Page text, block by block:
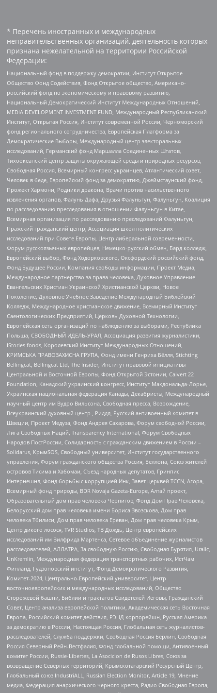
* Перечень иностранных и международных
неправительственных организаций, деятельность которых
признана нежелательной на территории Российской
Федерации:
Национальный фонд в поддержку демократии, Институт Открытое
Общество Фонд Содействия, Фонд Открытое общество, Американо-
российский фонд по экономическому и правовому развитию,
Национальный Демократический Институт Международных Отношений,
MEDIA DEVELOPMENT INVESTMENT FUND, Международный Республиканский
Институт, Открытая Россия, Институт современной России, Черноморский
фонд регионального сотрудничества, Европейская Платформа за
Демократические Выборы, Международный центр электоральных
исследований, Германский фонд Маршалла Соединенных Штатов,
Тихоокеанский центр защиты окружающей среды и природных ресурсов,
Свободная Россия, Всемирный конгресс украинцев, Атлантический совет,
Человек в беде, Европейский фонд за демократию, Джеймстаунский фонд,
Прожект Хармони, Родники дракона, Врачи против насильственного
извлечения органов, Фалунь Дафа, Друзья Фалуньгун, Фалуньгун, Коалиция
по расследованию преследования в отношении Фалуньгун в Китае,
Всемирная организация по расследованию преследований Фалуньгун,
Пражский гражданский центр, Ассоциация школ политических
исследований при Совете Европы, Центр либеральной современности,
Форум русскоязычных европейцев, Немецко-русский обмен, Бард колледж,
Европейский выбор, Фонд Ходорковского, Оксфордский российский фонд,
Фонд Будущее России, Компания свободы информации, Проект Медиа,
Международное партнерство за права человека, Духовное Управление
Евангельских Христиан Украинской Христианской Церкви, Новое
Поколение, Духовное Учебное Заведение Международный Библейский
Колледж, Международное христианское движение, Всемирный Институт
Саентологических Предприятий, Церковь Духовной Технологии,
Европейская сеть организаций по наблюдению за выборами, Республика
Польша, СВОБОДНЫЙ ИДЕЛЬ-УРАЛ, Ассоциация развития журналистики,
IStories fonds, Королевский Институт Международных Отношений,
КРИМСЬКА ПРАВОЗАХИСНА ГРУПА, Фонд имени Генриха Бёлля, Stichting
Bellingcat, Bellingcat Ltd, The Insider, Институт правовой инициативы
Центральной и Восточной Европы, Фонд Открытой Эстонии, Calvert 22
Foundation, Канадский украинский конгресс, Институт Макдональда-Лорье,
Украинская национальная федерация Канады, Декабристы, Международный
научный центр им Вудро Вильсона, Свободная пресса, Возрождение,
Всеукраинский духовный центр , Риддл, Русский антивоенный комитет в
Швеции, Проект Медуза, Фонд Андрея Сахарова, Форум свободной России,
Лига Свободных Наций, Transparеncy International, Форум Свободных
Народов ПостРоссии, Солидарность с гражданским движением в России –
Solidarus, КрымSOS, Свободный университет, Институт государственного
управления, Форум гражданского общества Россия, Беллона, Союз жителей
островов Тисима и Хабомаи, Съезд народных депутатов, Гринпис
Интернешнл, Фонд борьбы с коррупцией Инк, Завет церквей TCCN, Агора,
Всемирный фонд природы, BDR Novaja Gazeta-Europe, Алтай проект,
Образовательный дом прав человека Чернигов, Фонд Дом Прав Человека,
Белорусский дом прав человека имени Бориса Звозскова, Дом прав
человека Тбилиси, Дом прав человека Ереван, Дом прав человека Крым,
Центр дикого лосося, TVR Studios, ТВ Дождь, Центр европейских
исследований им Вилфрида Мартенса, Сетевое объединение журналистов
расследователей, АЛЛАТРА, За свободную Россию, Свободная Бурятия, Uralic,
UnKremlin, Международная федерация транспортных рабочих, ИстЧам
Финланд, Гудзоновский институт, Фонд Демократического Развития,
Комитет-2024, Центрально-Европейский университет, Центр
восточноевропейских и международных исследований, Общество
Сторожевой башни, Библии и трактатов Свидетелей Иеговы, Гражданский
Совет, Центр анализа европейской политики, Академическая сеть Восточная
Европа, Российский комитет действия, РЭНД корпорейшн, Русская Америка
за демократию в России, Настоящая Россия, Глобальная сеть журналистов-
расследователей, Служба поддержки, Свободная Россия Берлин, Свободная
Россия Северный Рейн-Вестфалия, Фонд глобальной помощи, Антивоенный
комитет России, Russie-Libertes, La Asocicion de Rusos Libres, Союз за
возвращение Северных территорий, Крымскотатарский Ресурсный Центр,
Глобальный союз IndustriALL, Russian Election Monitor, Article 19, Мнение
медиа, Федерация анархического черного креста, Радио Свободная Европа,